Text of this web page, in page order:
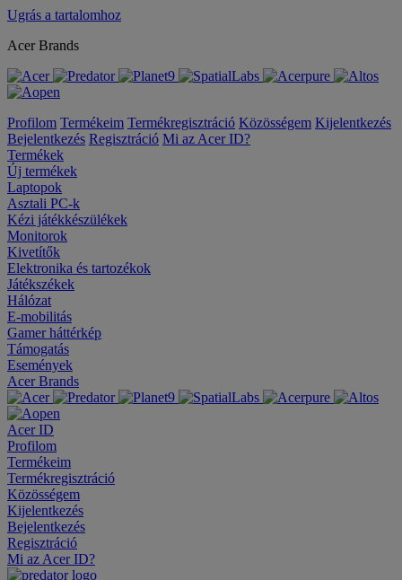
Ugrás a tartalomhoz
Acer Brands
Profilom Termékeim Termékregisztráció Közösségem Kijelentkezés
Bejelentkezés Regisztráció Mi az Acer ID?
Termékek
Új termékek
Laptopok
Asztali PC-k
Kézi játékkészülékek
Monitorok
Kivetítők
Elektronika és tartozékok
Játékszékek
Hálózat
E-mobilitás
Gamer háttérkép
Támogatás
Események
Acer Brands
Acer ID
Profilom
Termékeim
Termékregisztráció
Közösségem
Kijelentkezés
Bejelentkezés
Regisztráció
Mi az Acer ID?